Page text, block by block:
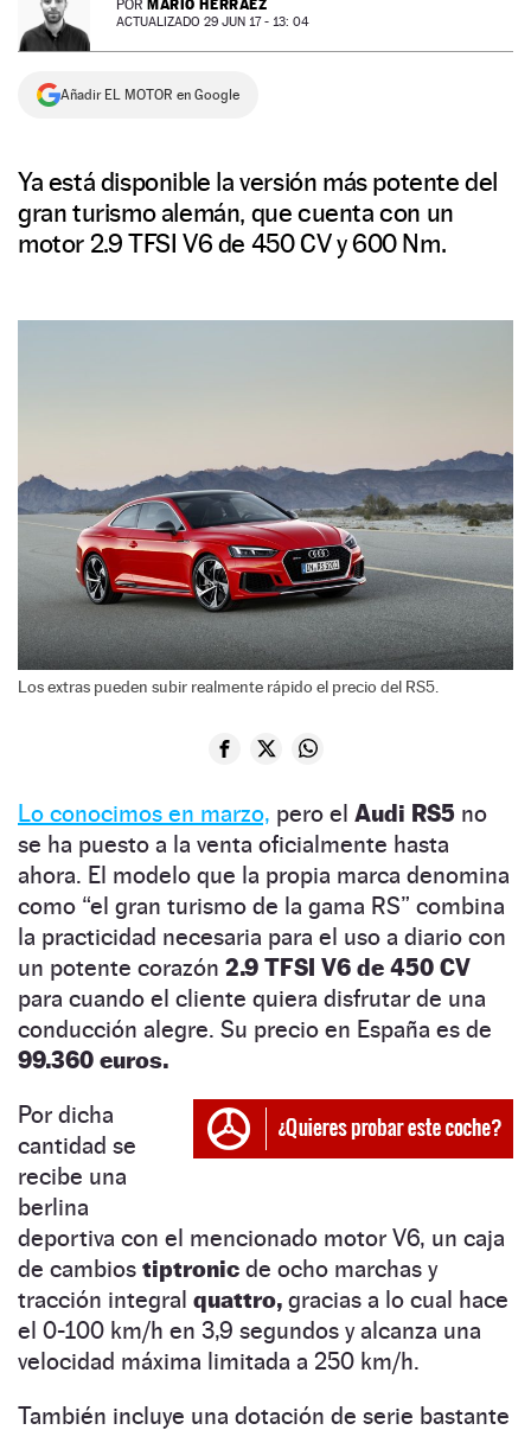
NEWSLETTER
SÍGUENOS
POR MARIO HERRÁEZ
ACTUALIZADO 29 JUN 17 - 13: 04
Añadir EL MOTOR en Google
Ya está disponible la versión más potente del
gran turismo alemán, que cuenta con un
motor 2.9 TFSI V6 de 450 CV y 600 Nm.
Los extras pueden subir realmente rápido el precio del RS5.
Lo conocimos en marzo, pero el Audi RS5 no
se ha puesto a la venta oficialmente hasta
ahora. El modelo que la propia marca denomina
como “el gran turismo de la gama RS” combina
la practicidad necesaria para el uso a diario con
un potente corazón 2.9 TFSI V6 de 450 CV
para cuando el cliente quiera disfrutar de una
conducción alegre. Su precio en España es de
99.360 euros.
Por dicha
cantidad se
recibe una
berlina
deportiva con el mencionado motor V6, un caja
de cambios tiptronic de ocho marchas y
tracción integral quattro, gracias a lo cual hace
el 0-100 km/h en 3,9 segundos y alcanza una
velocidad máxima limitada a 250 km/h.
También incluye una dotación de serie bastante